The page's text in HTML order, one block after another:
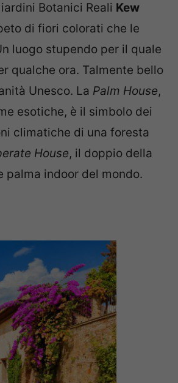
Botanici Reali Kew
di fiori colorati che le
luogo stupendo per il quale
qualche ora. Talmente bello
Unesco. La Palm House,
esotiche, è il simbolo dei
climatiche di una foresta
House, il doppio della
palma indoor del mondo.